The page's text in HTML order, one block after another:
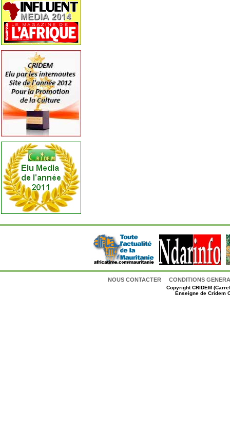
NOUS CONTACTER CONDITIONS
CopyrightCRIDEM
Enseigne de Cridem